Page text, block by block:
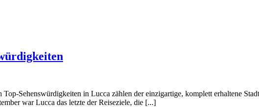
Sehenswürdigkeiten in Lucca zählen der einzigartige, komplett erhaltene
war Lucca das letzte der Reiseziele, die [...]